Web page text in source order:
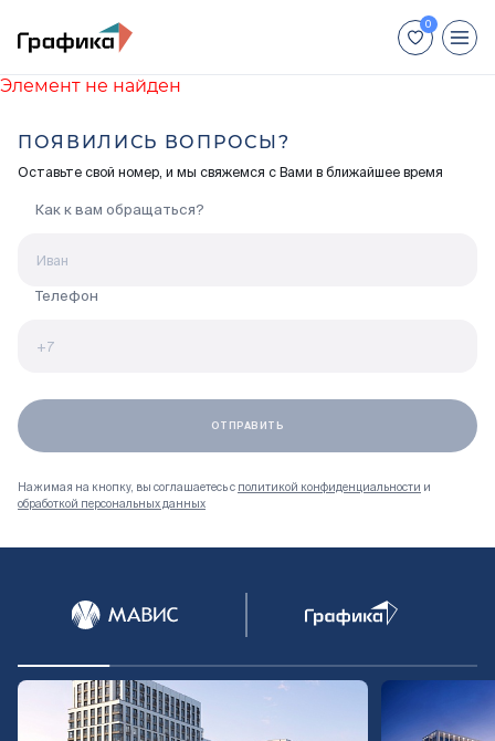
+7 (800) 551-04-70
Способы покупки
Отделка
Акции
Документация
ВЫБРАТЬ КВАРТИРУ
Элемент не найден
ПОЯВИЛИСЬ ВОПРОСЫ?
Оставьте свой номер, и мы свяжемся с Вами в ближайшее время
Как к вам обращаться?
Телефон
Нажимая на кнопку, вы соглашаетесь с политикой конфиденциальности и
обработкой персональных данных